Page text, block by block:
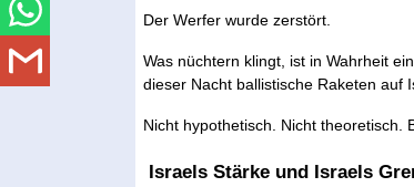
Der Werfer wurde zerstört.
Was nüchtern klingt, ist in Wahrheit
dieser Nacht ballistische Raketen auf
Nicht hypothetisch. Nicht theoretisch.
Israels Stärke und Israels